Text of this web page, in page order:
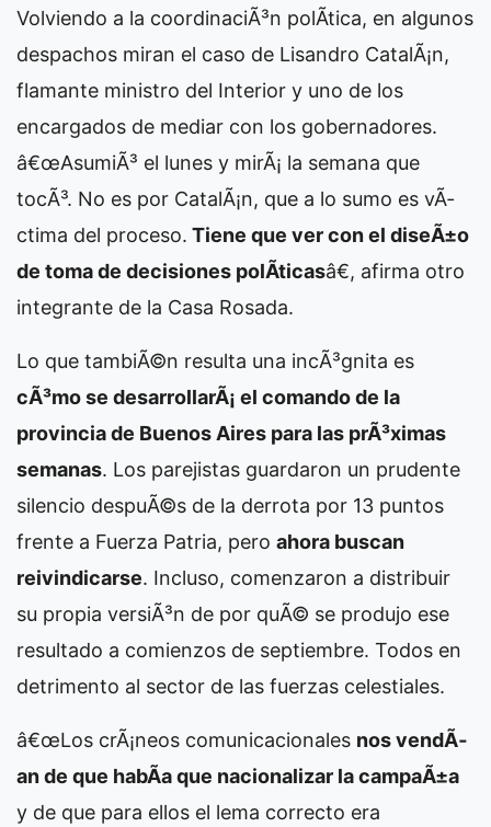
Volviendo a la coordinaciÃ³n polÃ­tica, en algunos
despachos miran el caso de Lisandro CatalÃ¡n,
flamante ministro del Interior y uno de los
encargados de mediar con los gobernadores.
â€œAsumiÃ³ el lunes y mirÃ¡ la semana que
tocÃ³. No es por CatalÃ¡n, que a lo sumo es vÃ­
ctima del proceso. Tiene que ver con el diseÃ±o
de toma de decisiones polÃ­ticasâ€, afirma otro
integrante de la Casa Rosada.
Lo que tambiÃ©n resulta una incÃ³gnita es
cÃ³mo se desarrollarÃ¡ el comando de la
provincia de Buenos Aires para las prÃ³ximas
semanas. Los parejistas guardaron un prudente
silencio despuÃ©s de la derrota por 13 puntos
frente a Fuerza Patria, pero ahora buscan
reivindicarse. Incluso, comenzaron a distribuir
su propia versiÃ³n de por quÃ© se produjo ese
resultado a comienzos de septiembre. Todos en
detrimento al sector de las fuerzas celestiales.
â€œLos crÃ¡neos comunicacionales nos vendÃ­
an de que habÃ­a que nacionalizar la campaÃ±a
y de que para ellos el lema correcto era